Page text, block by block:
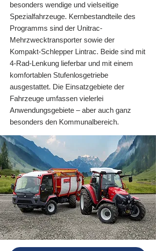
besonders wendige und vielseitige
Spezialfahrzeuge. Kernbestandteile des
Programms sind der Unitrac-
Mehrzwecktransporter sowie der
Kompakt-Schlepper Lintrac. Beide sind mit
4-Rad-Lenkung lieferbar und mit einem
komfortablen Stufenlosgetriebe
ausgestattet. Die Einsatzgebiete der
Fahrzeuge umfassen vielerlei
Anwendungsgebiete – aber auch ganz
besonders den Kommunalbereich.